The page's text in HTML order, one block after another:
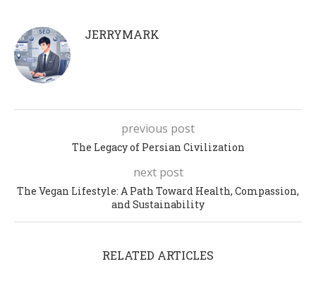
JERRYMARK
previous post
The Legacy of Persian Civilization
next post
The Vegan Lifestyle: A Path Toward Health, Compassion,
and Sustainability
RELATED ARTICLES